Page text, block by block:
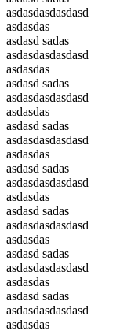
asdasdasdasdasd
asdasdas
asdasd sadas
asdasdasdasdasd
asdasdas
asdasd sadas
asdasdasdasdasd
asdasdas
asdasd sadas
asdasdasdasdasd
asdasdas
asdasd sadas
asdasdasdasdasd
asdasdas
asdasd sadas
asdasdasdasdasd
asdasdas
asdasd sadas
asdasdasdasdasd
asdasdas
asdasd sadas
asdasdasdasdasd
asdasdas